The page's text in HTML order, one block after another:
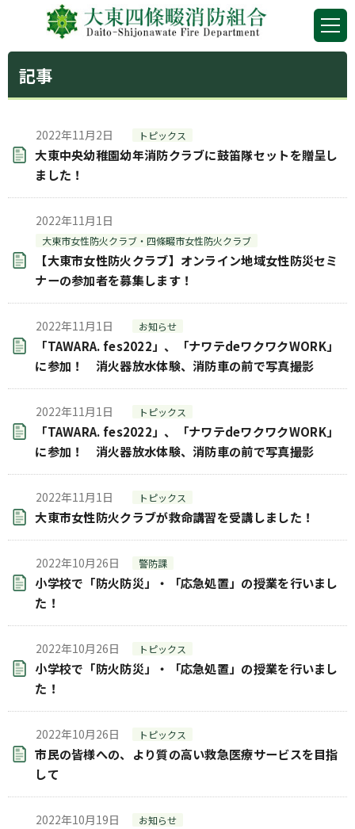
記事
2022年11月2日 トピックス
大東中央幼稚園幼年消防クラブに鼓笛隊セットを贈呈し
ました！
2022年11月1日
大東市女性防火クラブ・四條畷市女性防火クラブ
【大東市女性防火クラブ】オンライン地域女性防災セミ
ナーの参加者を募集します！
2022年11月1日 お知らせ
「TAWARA. fes2022」、「ナワテdeワクワクWORK」
に参加！ 消火器放水体験、消防車の前で写真撮影
2022年11月1日 トピックス
「TAWARA. fes2022」、「ナワテdeワクワクWORK」
に参加！ 消火器放水体験、消防車の前で写真撮影
2022年11月1日 トピックス
大東市女性防火クラブが救命講習を受講しました！
2022年10月26日 警防課
小学校で「防火防災」・「応急処置」の授業を行いまし
た！
2022年10月26日 トピックス
小学校で「防火防災」・「応急処置」の授業を行いまし
た！
2022年10月26日 トピックス
市民の皆様への、より質の高い救急医療サービスを目指
して
2022年10月19日 お知らせ